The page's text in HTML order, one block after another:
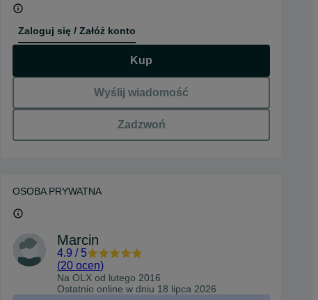
Zaloguj się / Załóż konto
Kup
Wyślij wiadomość
Zadzwoń
OSOBA PRYWATNA
Marcin
4.9 / 5
(20 ocen)
Na OLX od lutego 2016
Ostatnio online w dniu 18 lipca 2026